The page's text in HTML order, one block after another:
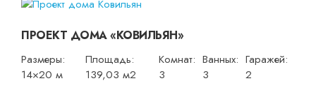
ПРОЕКТ ДОМА «КОВИЛЬЯН»
Размеры:
14×20 м
Площадь:
139,03 м2
Комнат:
3
Ванных:
3
Гаражей:
2